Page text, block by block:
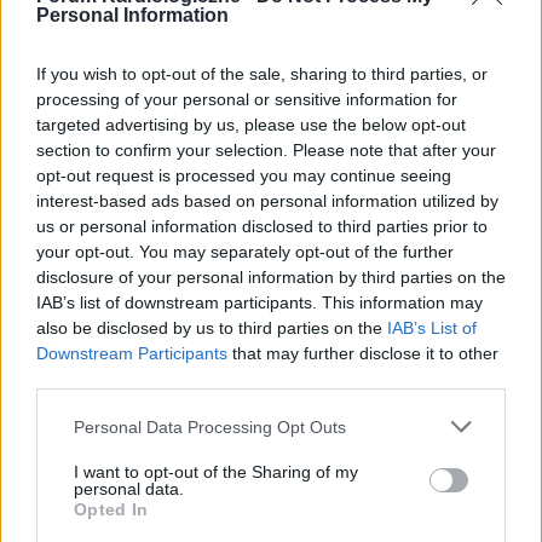
Personal Information
If you wish to opt-out of the sale, sharing to third parties, or
processing of your personal or sensitive information for
targeted advertising by us, please use the below opt-out
section to confirm your selection. Please note that after your
opt-out request is processed you may continue seeing
interest-based ads based on personal information utilized by
us or personal information disclosed to third parties prior to
your opt-out. You may separately opt-out of the further
disclosure of your personal information by third parties on the
IAB’s list of downstream participants. This information may
also be disclosed by us to third parties on the IAB’s List of
Downstream Participants that may further disclose it to other
Personal Data Processing Opt Outs
I want to opt-out of the Sharing of my
personal data.
Opted In
Forum:Profilaktyka
gość
ekstrasystole
Witam serdecznie, od jakiś dwóch miesięcy
borykam się z pewnym problemem. Otóż chodzi
o ekstrasystole, która pojawiają się u mnie
każdego wieczora, a ostatnio w ciągu dnia.
Generalnie najczęściej je odczuwam w pozycji
leżącej. Są częste, czasami jedno po drugim.
Powoduje to u mnie dyskomfort, przez mam
problem z zasypianiem. Byłem u kardiologa,
który wykonał echo serca oraz ekg - wyszły
POWIĄZANE